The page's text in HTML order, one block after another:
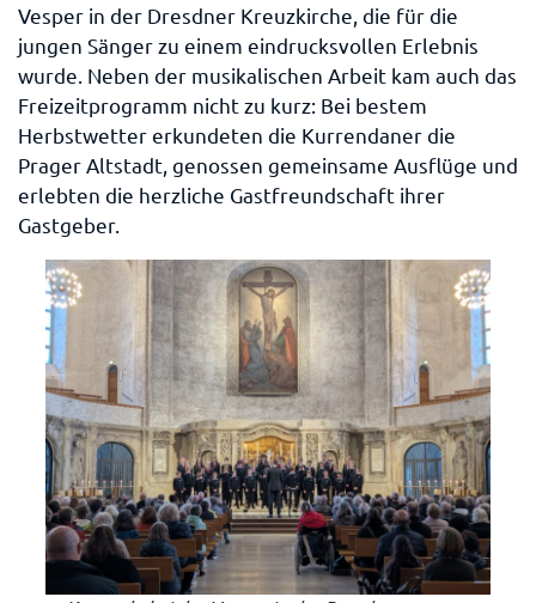
Vesper in der Dresdner Kreuzkirche, die für die
jungen Sänger zu einem eindrucksvollen Erlebnis
wurde. Neben der musikalischen Arbeit kam auch das
Freizeitprogramm nicht zu kurz: Bei bestem
Herbstwetter erkundeten die Kurrendaner die
Prager Altstadt, genossen gemeinsame Ausflüge und
erlebten die herzliche Gastfreundschaft ihrer
Gastgeber.